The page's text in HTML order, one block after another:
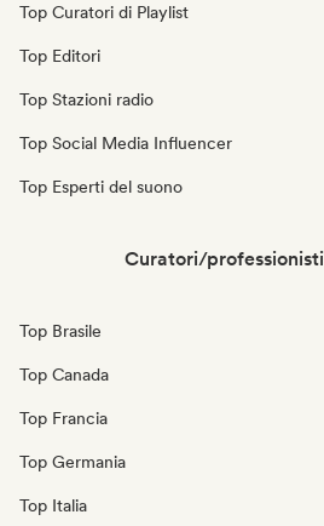
Top Curatori di Playlist
Top Editori
Top Stazioni radio
Top Social Media Influencer
Top Esperti del suono
Curatori/
Top Brasile
Top Canada
Top Francia
Top Germania
Top Italia